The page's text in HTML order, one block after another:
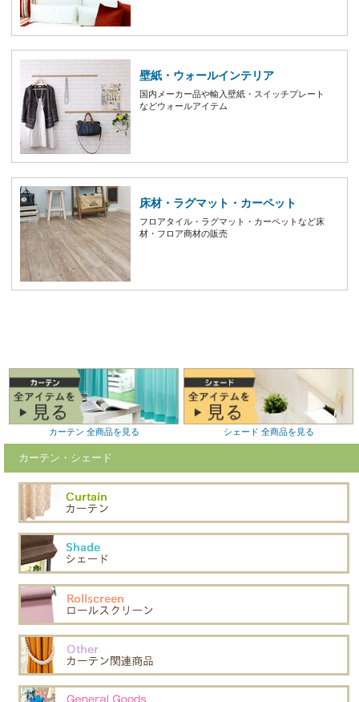
壁紙・ウォールインテリア
国内メーカー品や輸入壁紙・スイッチプレート
などウォールアイテム
床材・ラグマット・カーペット
フロアタイル・ラグマット・カーペットなど床
材・フロア商材の販売
カーテン 全商品を見る シェード 全商品を見る
カーテン・シェード